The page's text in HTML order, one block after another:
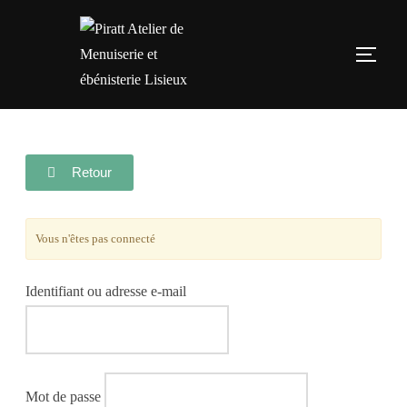
Retour
Vous n'êtes pas connecté
Identifiant ou adresse e-mail
Mot de passe